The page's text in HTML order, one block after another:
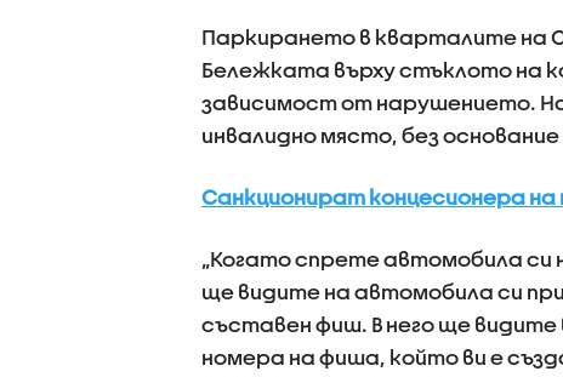
Паркирането в кварталите на
Бележката върху стъклото на
зависимост от нарушението.
инвалидно място, без основание
Санкционират концесионера на
„Когато спрете автомобила си
ще видите на автомобила си
съставен фиш. В него ще
номера на фиша, който ви е